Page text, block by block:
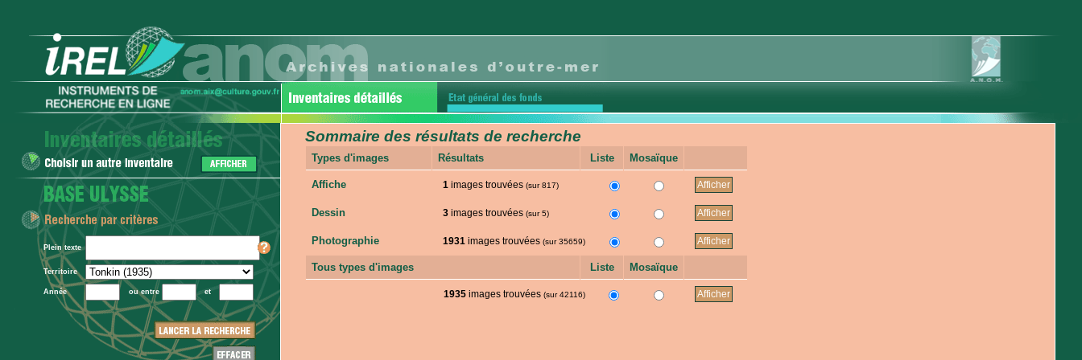
Plein texte
Territoire
Année ou entre et
Sommaire des résultats de recherche
Types d'images Résultats Liste Mosaïque
Affiche 1 images trouvées (sur 817)
Dessin 3 images trouvées (sur 5)
Photographie 1931 images trouvées (sur 35659)
Tous types d'images Liste Mosaïque
1935 images trouvées (sur 42116)